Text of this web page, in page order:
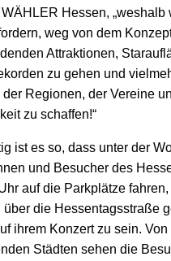
Hessen, „weshalb
weg von dem
Attraktionen,
zu gehen und
der Regionen, der Vereine
zu schaffen!“
ist es so, dass unter der
und Besucher des
auf die Parkplätze
über die Hessentagsstraße
ihrem Konzert zu sein. Von
Städten sehen die